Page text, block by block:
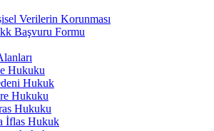
Verilerin Korunması
Başvuru Formu
Hukuku
Hukuk
Hukuku
Hukuku
İflas Hukuk